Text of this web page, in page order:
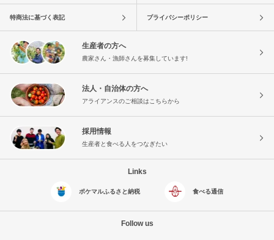
特商法に基づく表記 プライバシーポリシー
生産者の方へ
農家さん・漁師さんを募集しています!
法人・自治体の方へ
アライアンスのご相談はこちらから
採用情報
生産者と食べる人をつなぎたい
Links
ポケマルふるさと納税 食べる通信
Follow us